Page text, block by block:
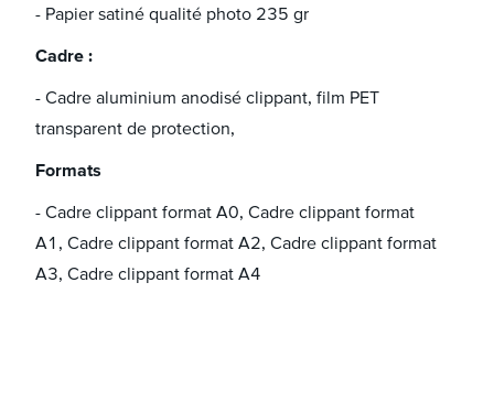
- Papier satiné qualité photo 235 gr
Cadre :
- Cadre aluminium anodisé clippant, film PET
transparent de protection,
Formats
- Cadre clippant format A0, Cadre clippant format
A1, Cadre clippant format A2, Cadre clippant format
A3, Cadre clippant format A4